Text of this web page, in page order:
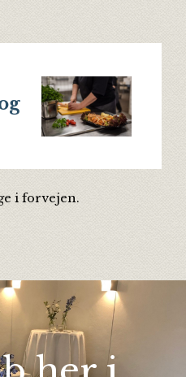
i forvejen.